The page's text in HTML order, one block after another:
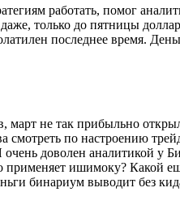
работать, помог
только до пятницы
последнее время.
не так прибыльно
смотреть по настроению
доволен аналитикой
ишимоку? Какой
бинариум выводит без